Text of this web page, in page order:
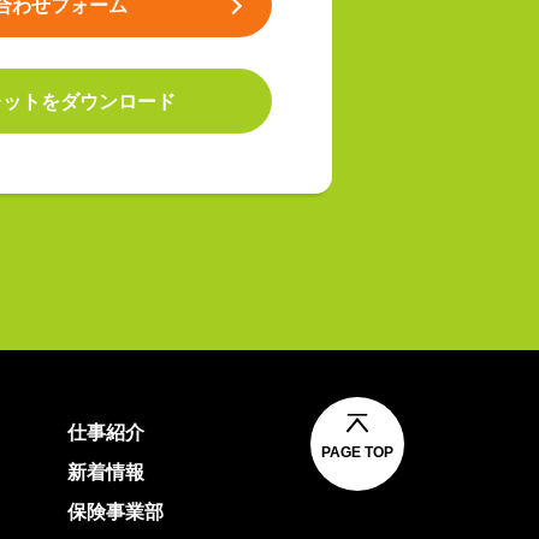
わせフォーム
トをダウンロード
PAGE TOP
仕事紹介
新着情報
保険事業部